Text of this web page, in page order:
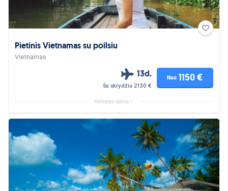
Pietinis Vietnamas su poilsiu
Vietnamas
13d.
Su skrydžiu 2130 €
Nuo 1150 €
Kelionės datos